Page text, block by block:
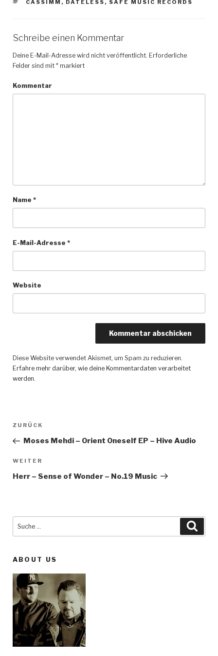
SCHLAGWÖRTER
CASSIMM , DATELESS , SAFE MUSIC RECORDS
Schreibe einen Kommentar
Deine E-Mail-Adresse wird nicht veröffentlicht. Erforderliche
Felder sind mit *markiert
Kommentar
Name *
E-Mail-Adresse *
Website
Diese Website verwendet Akismet, um Spam zu reduzieren.
Erfahre mehr darüber, wie deine Kommentardaten verarbeitet
werden.
Beitragsnavigation
Vorheriger
Beitrag
ZURÜCK
Moses Mehdi – Orient Oneself EP – Hive Audio
Nächster
WEITER
Herr – Sense of Wonder – No.19 Music
ABOUT US